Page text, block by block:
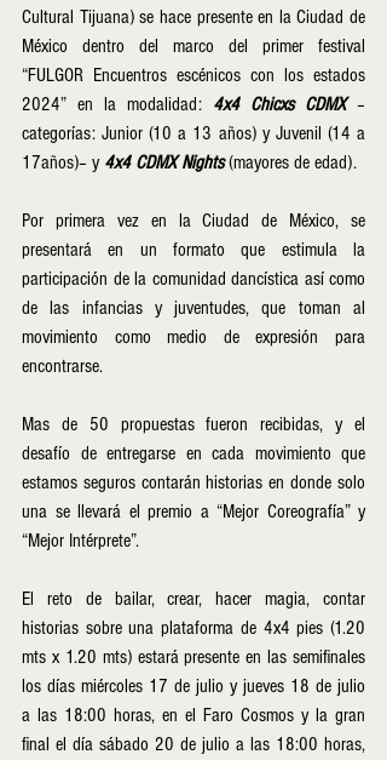
Cultural Tijuana) se hace presente en la Ciudad de
México dentro del marco del primer festival
“FULGOR Encuentros escénicos con los estados
2024” en la modalidad: 4x4 Chicxs CDMX –
categorías: Junior (10 a 13 años) y Juvenil (14 a
17años)– y 4x4 CDMX Nights (mayores de edad).
Por primera vez en la Ciudad de México, se
presentará en un formato que estimula la
participación de la comunidad dancística así como
de las infancias y juventudes, que toman al
movimiento como medio de expresión para
encontrarse.
Mas de 50 propuestas fueron recibidas, y el
desafío de entregarse en cada movimiento que
estamos seguros contarán historias en donde solo
una se llevará el premio a “Mejor Coreografía” y
“Mejor Intérprete”.
El reto de bailar, crear, hacer magia, contar
historias sobre una plataforma de 4x4 pies (1.20
mts x 1.20 mts) estará presente en las semifinales
los días miércoles 17 de julio y jueves 18 de julio
a las 18:00 horas, en el Faro Cosmos y la gran
final el día sábado 20 de julio a las 18:00 horas,